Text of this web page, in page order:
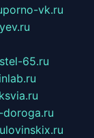
porno-vk.ru
65.ru
lovinskix.ru